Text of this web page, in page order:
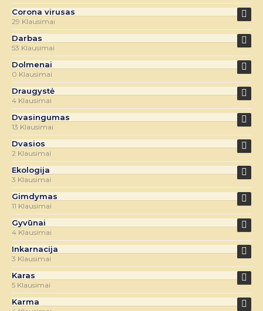
Corona virusas
29 Klausimai
Darbas
53 Klausimai
Dolmenai
0 Klausimai
Draugystė
4 Klausimai
Dvasingumas
13 Klausimai
Dvasios
2 Klausimai
Ekologija
3 Klausimai
Gimdymas
11 Klausimai
Gyvūnai
4 Klausimai
Inkarnacija
3 Klausimai
Karas
5 Klausimai
Karma